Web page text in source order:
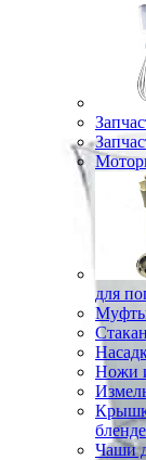
для
Муфты
Ножи
Чаши